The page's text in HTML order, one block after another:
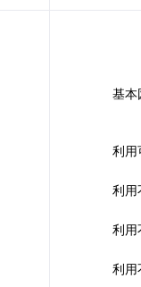
基本
利用
利用
利用
利用